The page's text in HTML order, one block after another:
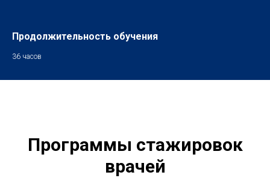
Продолжительность обучения
36 часов
Программы стажировок
врачей